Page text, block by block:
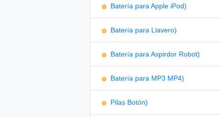
Batería para Apple iPod)
Batería para Llavero)
Batería para Aspirdor Robot)
Batería para MP3 MP4)
Pilas Botón)